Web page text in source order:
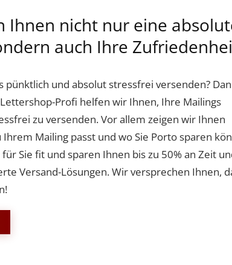
Ihnen nicht nur eine
auch Ihre
pünktlich und absolut stressfrei versenden?
Profi helfen wir Ihnen, Ihre Mailings
zu versenden. Vor allem zeigen wir Ihnen
Mailing passt und wo Sie Porto sparen
Sie fit und sparen Ihnen bis zu 50% an Zeit
Versand-Lösungen. Wir versprechen Ihnen,